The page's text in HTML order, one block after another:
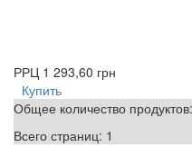
РРЦ 1 293,60 грн
Купить
Общее количество продуктов:
Всего страниц: 1